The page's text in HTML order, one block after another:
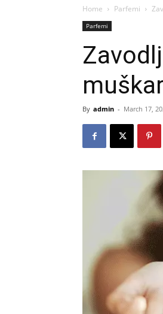
Home Parfemi
Parfemi
By admin - March 17,